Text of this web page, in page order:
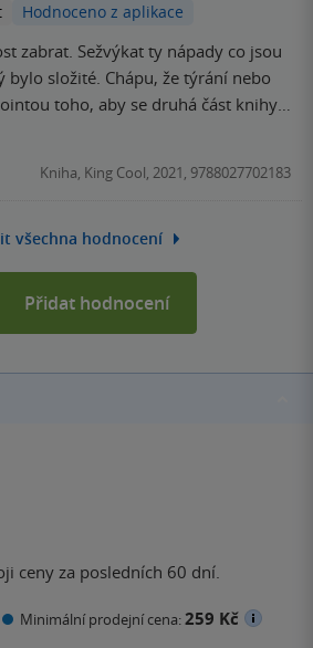
Hodnoceno z aplikace
zabrat. Sežvýkat ty nápady co jsou
bylo složité. Chápu, že týrání nebo
toho, aby se druhá část knihy
moc
Kniha, King Cool, 2021, 9788027702183
všechna hodnocení
Přidat hodnocení
ceny za posledních 60 dní.
Minimální prodejní cena:259 Kč